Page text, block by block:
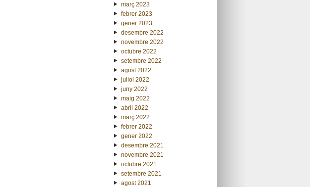
març 2023
febrer 2023
gener 2023
desembre 2022
novembre 2022
octubre 2022
setembre 2022
agost 2022
juliol 2022
juny 2022
maig 2022
abril 2022
març 2022
febrer 2022
gener 2022
desembre 2021
novembre 2021
octubre 2021
setembre 2021
agost 2021